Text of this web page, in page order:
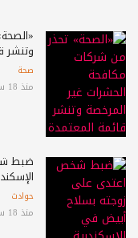
وتنشر
صحة
منذ 18 ساعة
ضبط
حوادث
منذ 18 ساعة